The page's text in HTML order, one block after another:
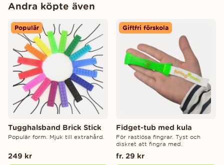
Andra köpte även
Populär
Tugghalsband Brick Stick
Populär form. Mjuk till extrahård.
249 kr
Giftfri förskola
Fidget-tub med kula
För rastlösa fingrar. Tyst och
diskret att fingra med.
fr. 29 kr